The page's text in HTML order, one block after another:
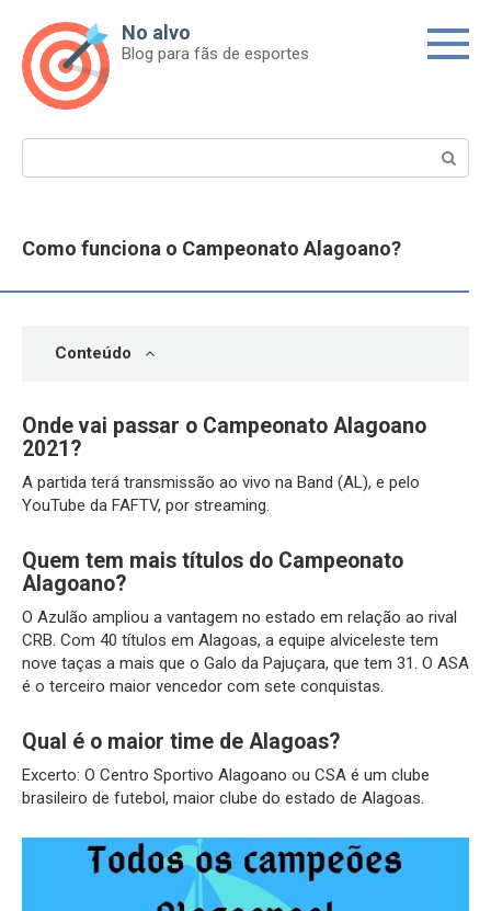
content
No alvo
Blog para fãs de esportes
Como funciona o Campeonato Alagoano?
Conteúdo
Onde vai passar o Campeonato Alagoano
2021?
A partida terá transmissão ao vivo na Band (AL), e pelo
YouTube da FAFTV, por streaming.
Quem tem mais títulos do Campeonato
Alagoano?
O Azulão ampliou a vantagem no estado em relação ao rival
CRB. Com 40 títulos em Alagoas, a equipe alviceleste tem
nove taças a mais que o Galo da Pajuçara, que tem 31. O ASA
é o terceiro maior vencedor com sete conquistas.
Qual é o maior time de Alagoas?
Excerto: O Centro Sportivo Alagoano ou CSA é um clube
brasileiro de futebol, maior clube do estado de Alagoas.